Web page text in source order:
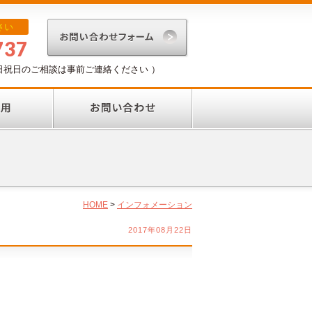
い
日のご相談は事前ご連絡ください ）
HOME > インフォメーション
2017年08月22日